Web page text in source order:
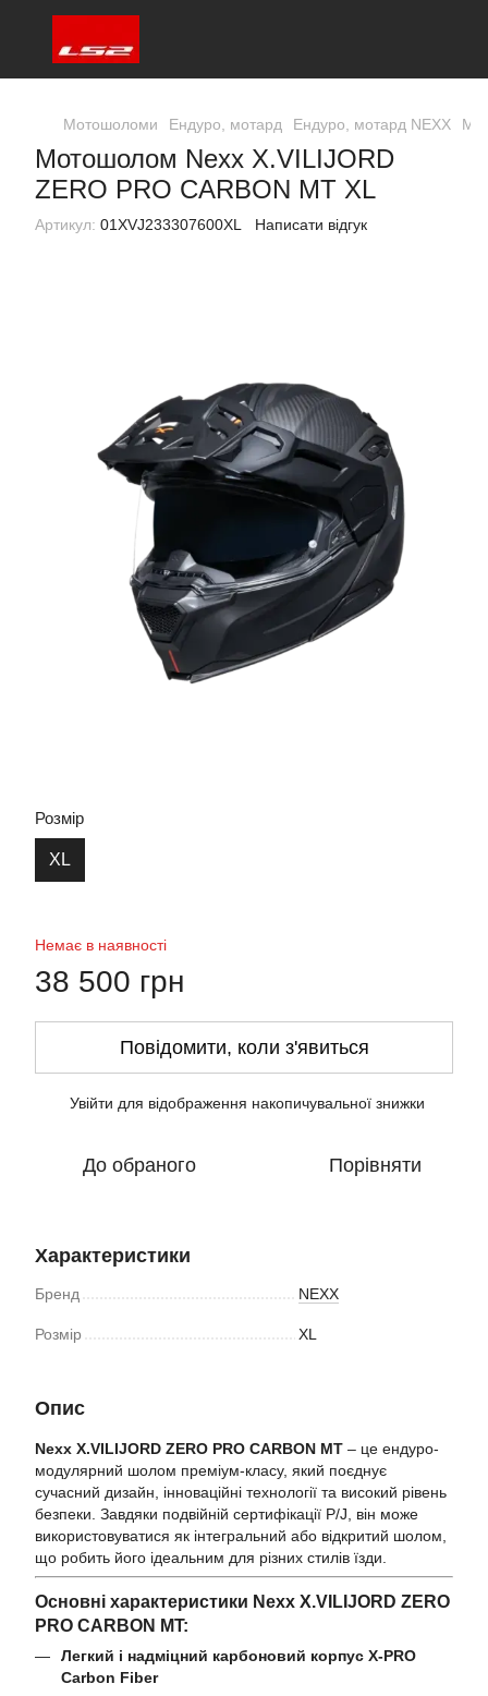
Мотошоломи Ендуро, мотард Ендуро, мотард NEXX
Мотошолом Nexx X.VILIJORD
ZERO PRO CARBON MT XL
Артикул: 01XVJ233307600XL Написати відгук
Розмір
XL
Немає в наявності
38 500 грн
Повідомити, коли з'явиться
Увійти для відображення накопичувальної знижки
До обраного Порівняти
Характеристики
Бренд NEXX
Розмір XL
Опис
Nexx X.VILIJORD ZERO PRO CARBON MT – це ендуро-
модулярний шолом преміум-класу, який поєднує
сучасний дизайн, інноваційні технології та високий рівень
безпеки. Завдяки подвійній сертифікації P/J, він може
використовуватися як інтегральний або відкритий шолом,
що робить його ідеальним для різних стилів їзди.
Основні характеристики Nexx X.VILIJORD ZERO
PRO CARBON MT:
Легкий і надміцний карбоновий корпус X-PRO
Carbon Fiber